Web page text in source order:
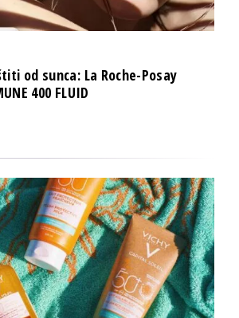
od sunca: La Roche-Posay
400 FLUID